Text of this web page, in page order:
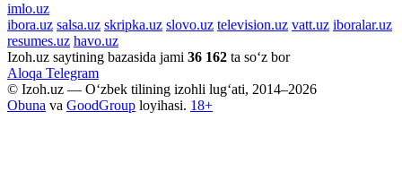
imlo.uz
ibora.uz salsa.uz skripka.uz slovo.uz television.uz vatt.uz iboralar.uz
resumes.uz havo.uz
Izoh.uz saytining bazasida jami 36 162 ta so‘z bor
Aloqa Telegram
© Izoh.uz — O‘zbek tilining izohli lug‘ati, 2014–2026
Obuna va GoodGroup loyihasi. 18+